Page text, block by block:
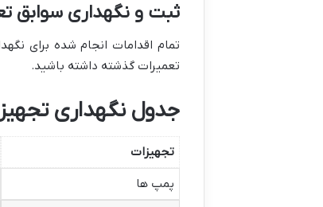
ثبت و نگهداری سوابق
تمام اقدامات انجام شده برای
تعمیرات گذشته داشته باشید.
جدول نگهداری
تجهیزات
پمپ ها